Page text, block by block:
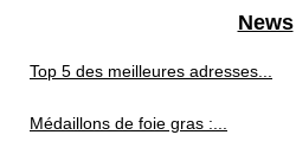
News
Top 5 des meilleures adresses...
Médaillons de foie gras :...